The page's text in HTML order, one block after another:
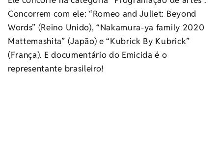
Concorrem com ele: “Romeo and Juliet: Beyond
Words” (Reino Unido), “Nakamura-ya family 2020
Mattemashita” (Japão) e “Kubrick By Kubrick”
(França). E documentário do Emicida é o
representante brasileiro!